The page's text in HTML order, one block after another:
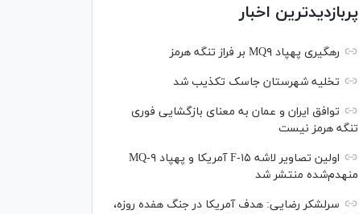
پربازدیدترین اخبار
رهگیری پهپاد MQ۹ بر فراز تنگه هرمز
تخلیه شهرستان جاسک تکذیب شد
توافق ایران و عمان به معنای بازگشایی فوری
تنگه هرمز نیست
اولین تصاویر لاشه F-۱۵ آمریکا و پهپاد MQ-۹
منهدم‌شده منتشر شد
سرلشکر رضایی: هدف آمریکا در جنگ هفده روزه،